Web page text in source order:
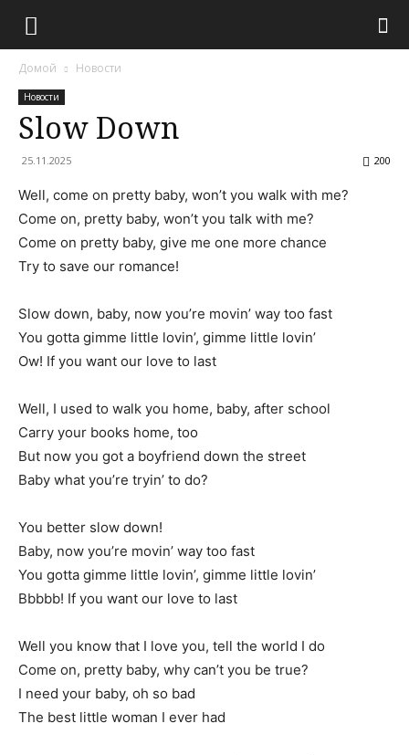
Домой Новости
Новости
Slow Down
25.11.2025 200
Well, come on pretty baby, won’t you walk with me?
Come on, pretty baby, won’t you talk with me?
Come on pretty baby, give me one more chance
Try to save our romance!
Slow down, baby, now you’re movin’ way too fast
You gotta gimme little lovin’, gimme little lovin’
Ow! If you want our love to last
Well, I used to walk you home, baby, after school
Carry your books home, too
But now you got a boyfriend down the street
Baby what you’re tryin’ to do?
You better slow down!
Baby, now you’re movin’ way too fast
You gotta gimme little lovin’, gimme little lovin’
Bbbbb! If you want our love to last
Well you know that I love you, tell the world I do
Come on, pretty baby, why can’t you be true?
I need your baby, oh so bad
The best little woman I ever had